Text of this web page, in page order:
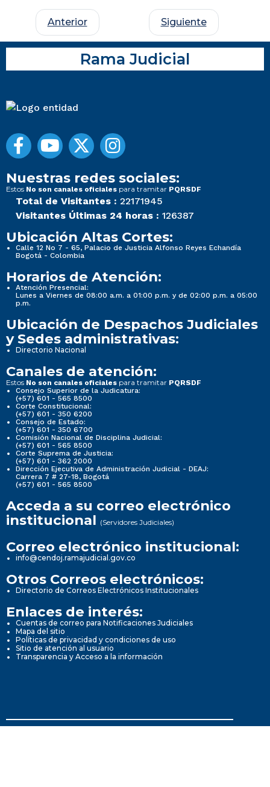
Anterior Siguiente
Rama Judicial
Nuestras redes sociales:
Estos No son canales oficiales para tramitar PQRSDF
Total de Visitantes : 22171945
Visitantes Últimas 24 horas : 126387
Ubicación Altas Cortes:
Calle 12 No 7 - 65, Palacio de Justicia Alfonso Reyes Echandía
Bogotá - Colombia
Horarios de Atención:
Atención Presencial:
Lunes a Viernes de 08:00 a.m. a 01:00 p.m. y de 02:00 p.m. a 05:00
p.m.
Ubicación de Despachos Judiciales
y Sedes administrativas:
Directorio Nacional
Canales de atención:
Estos No son canales oficiales para tramitar PQRSDF
Consejo Superior de la Judicatura:
(+57) 601 - 565 8500
Corte Constitucional:
(+57) 601 - 350 6200
Consejo de Estado:
(+57) 601 - 350 6700
Comisión Nacional de Disciplina Judicial:
(+57) 601 - 565 8500
Corte Suprema de Justicia:
(+57) 601 - 362 2000
Dirección Ejecutiva de Administración Judicial - DEAJ:
Carrera 7 # 27-18, Bogotá
(+57) 601 - 565 8500
Acceda a su correo electrónico
institucional (Servidores Judiciales)
Correo electrónico institucional:
info@cendoj.ramajudicial.gov.co
Otros Correos electrónicos:
Directorio de Correos Electrónicos Institucionales
Enlaces de interés:
Cuentas de correo para Notificaciones Judiciales
Mapa del sitio
Políticas de privacidad y condiciones de uso
Sitio de atención al usuario
Transparencia y Acceso a la información